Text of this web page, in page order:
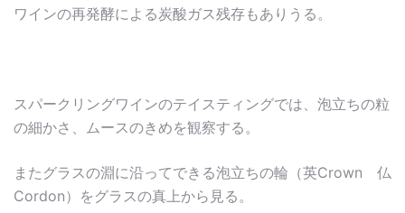
ワインの再発酵による炭酸ガス残存もありうる。
スパークリングワインのテイスティングでは、泡立ちの粒
の細かさ、ムースのきめを観察する。
またグラスの淵に沿ってできる泡立ちの輪（英Crown 仏
Cordon）をグラスの真上から見る。